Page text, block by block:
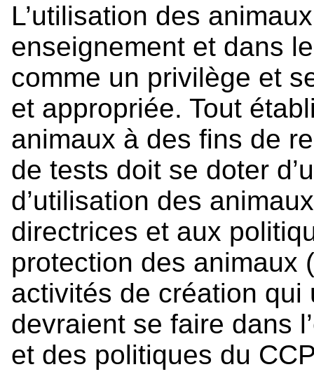
L’utilisation des
enseignement et dans
comme un privilège et
et appropriée. Tout
animaux à des fins de
de tests doit se doter
d’utilisation des
directrices et aux
protection des animaux
activités de création
devraient se faire dans
et des politiques du